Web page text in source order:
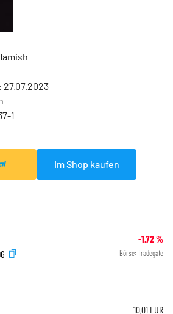
27.07.2023
1
Im Shop kaufen
-1,72%
Börse: Tradegate
10,01 EUR